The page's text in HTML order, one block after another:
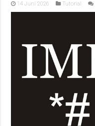
14 Juni 2026 Tutorial